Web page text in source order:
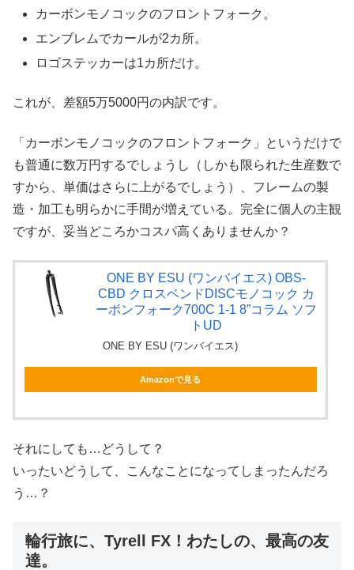
カーボンモノコックのフロントフォーク。
エンブレムでカールが2カ所。
ロゴステッカーは1カ所だけ。
これが、差額5万5000円の内訳です。
「カーボンモノコックのフロントフォーク」というだけで
も普通に数万円するでしょうし（しかも限られた生産数で
すから、単価はさらに上がるでしょう）、フレームの製
造・加工も明らかに手間が増えている。完全に個人の主観
ですが、妥当どころかコスパ高くありませんか？
ONE BY ESU (ワンバイエス) OBS-
CBD クロスベンドDISCモノコック カ
ーボンフォーク700C 1-1 8”コラム ソフ
トUD
ONE BY ESU (ワンバイエス)
Amazonで見る
それにしても…どうして？
いったいどうして、こんなことになってしまったんだろ
う…？
輪行旅に、Tyrell FX！わたしの、最高の友
達。